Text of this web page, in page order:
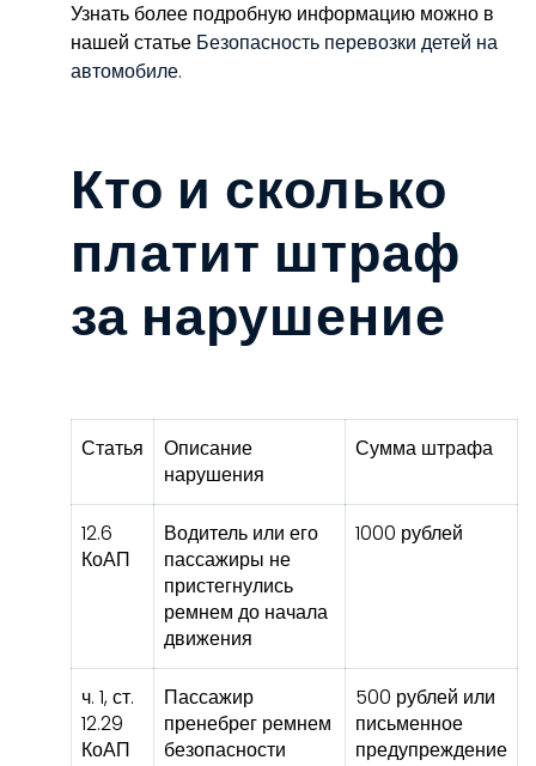
Узнать более подробную информацию можно в
нашей статье Безопасность перевозки детей на
автомобиле.
Кто и сколько
платит штраф
за нарушение
Статья
Описание
нарушения
Сумма штрафа
12.6
КоАП
Водитель или его
пассажиры не
пристегнулись
ремнем до начала
движения
1000 рублей
ч. 1, ст.
12.29
КоАП
Пассажир
пренебрег ремнем
безопасности
500 рублей или
письменное
предупреждение